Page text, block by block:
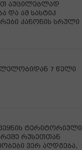
აუცილებლად
და ამ სასტიკ
კანონის სრული
7 წელი
ტერიტორიული
რუსეთთან
ვერ აღდგება,